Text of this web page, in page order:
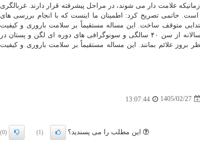
علامت دار می شوند، در مراحل پیشرفته قرار دارند. غربالگری
حاتمی تصریح کرد: اطمینان ما اینست که با انجام بررسی های
متوقف ساخت. این مساله مستقیماً بر سلامت باروری و کیفیت
زندگی زنان تاثیر گذار است. به اجمال، او همین طور انجام ماموگرافی سالانه از سن ۴۰ سالگی و سونوگرافی های دوره ای لگن و پستان در
بروز علائم بمانند. این مساله مستقیماً بر سلامت باروری و کیفیت
1405/02/27
13:07:44
این مطلب را می پسندید؟ (1)
(0)